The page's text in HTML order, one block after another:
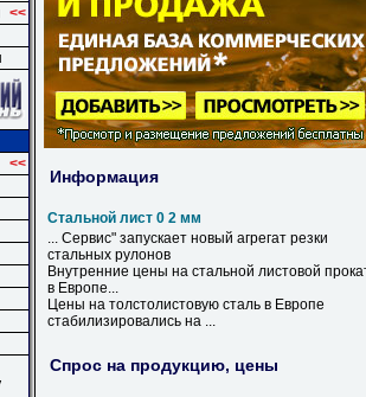
<<
<<
Информация
Стальной лист 0 2 мм
... Сервис" запускает новый агрегат резки
стальных рулонов
Внутренние цены на стальной листовой
в Европе...
Цены на толстолистовую сталь в Европе
стабилизировались на ...
Спрос на продукцию, цены